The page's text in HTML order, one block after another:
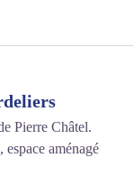
Pierre Châtel.
aménagé